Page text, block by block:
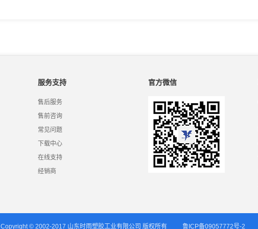
服务支持
售后服务
售前咨询
常见问题
下载中心
在线支持
经销商
官方微信
Copyright © 2002-2017 山东时雨塑胶工业有限公司 版权所有 鲁ICP备09057772号-2